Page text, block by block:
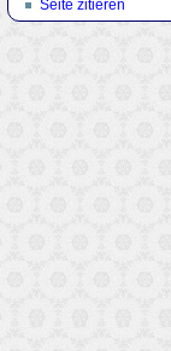
Seite zitieren